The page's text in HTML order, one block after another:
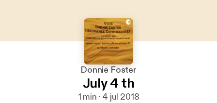
Donnie Foster
July 4 th
1 min · 4 jul 2018